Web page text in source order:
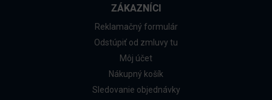
ZÁKAZNÍCI
Reklamačný formulár
Odstúpiť od zmluvy tu
Môj účet
Nákupný košík
Sledovanie objednávky